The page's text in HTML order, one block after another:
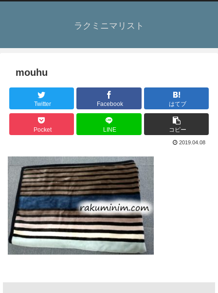
ラクミニマリスト
mouhu
Twitter Facebook はてブ
Pocket LINE コピー
2019.04.08